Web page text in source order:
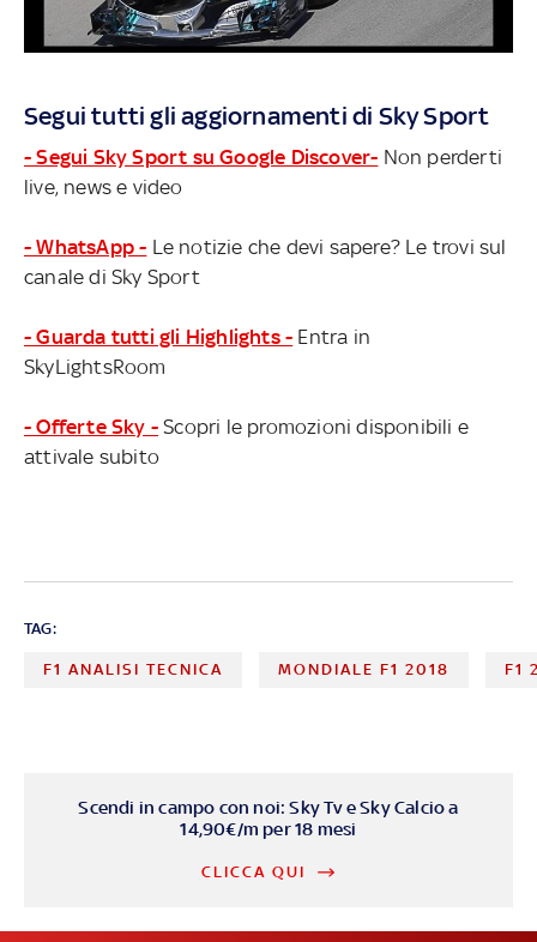
Segui tutti gli aggiornamenti di Sky Sport
- Segui Sky Sport su Google Discover- Non perderti
live, news e video
- WhatsApp - Le notizie che devi sapere? Le trovi sul
canale di Sky Sport
- Guarda tutti gli Highlights - Entra in
SkyLightsRoom
- Offerte Sky - Scopri le promozioni disponibili e
attivale subito
TAG:
F1 ANALISI TECNICA MONDIALE F1 2018 F1
Scendi in campo con noi: Sky Tv e Sky Calcio a
14,90€/m per 18 mesi
CLICCA QUI